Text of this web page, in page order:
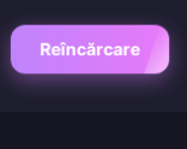
Reîncărcare